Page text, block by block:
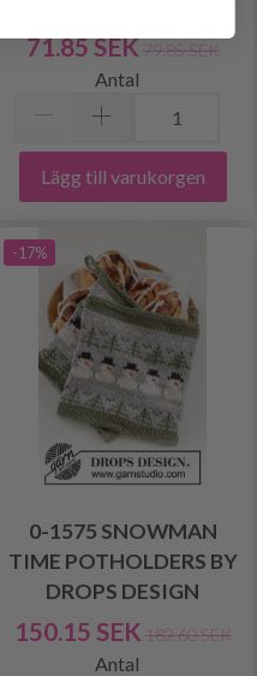
71.85 SEK 79.85 SEK
Antal
Lägg till varukorgen
-17%
0-1575 SNOWMAN
TIME POTHOLDERS BY
DROPS DESIGN
150.15 SEK 182.60 SEK
Antal